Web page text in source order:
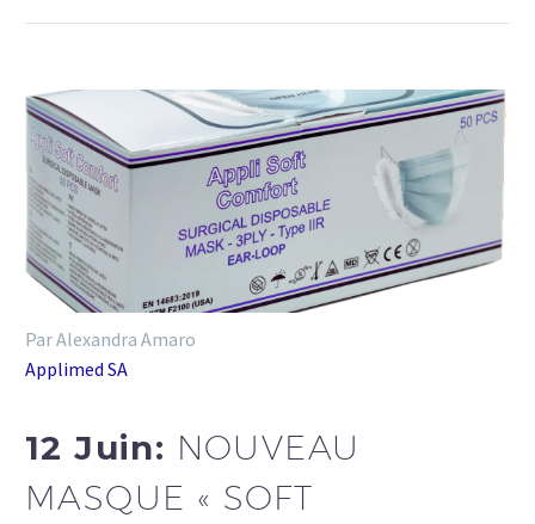
Par Alexandra Amaro
Applimed SA
12 Juin: NOUVEAU
MASQUE « SOFT